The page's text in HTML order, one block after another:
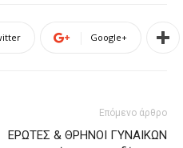
Google+
Επόμενο άρθρο
ΕΡΩΤΕΣ & ΘΡΗΝΟΙ ΓΥΝΑΙΚΩΝ